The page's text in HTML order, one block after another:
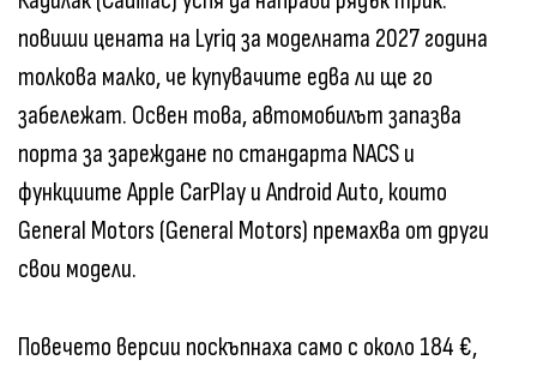
повиши цената на Lyriq за моделната 2027 година
толкова малко, че купувачите едва ли ще го
забележат. Освен това, автомобилът запазва
порта за зареждане по стандарта NACS и
функциите Apple CarPlay и Android Auto, които
General Motors (General Motors) премахва от други
свои модели.
Повечето версии поскъпнаха само с около 184 €,